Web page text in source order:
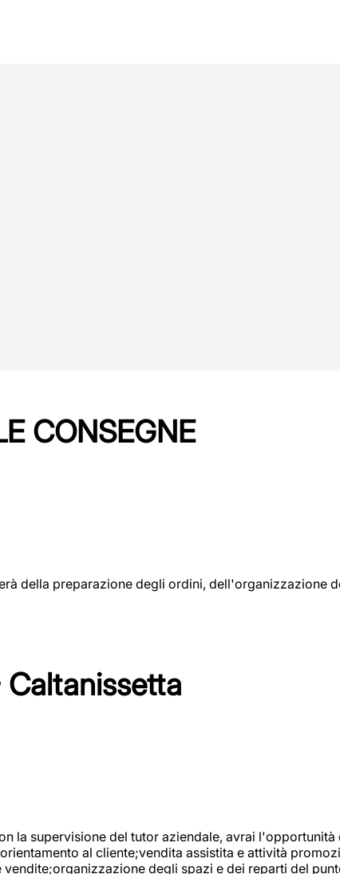
CONSEGNE
della preparazione degli ordini, dell'organizzazione
Caltanissetta
la supervisione del tutor aziendale, avrai
al cliente;vendita assistita e attività
degli spazi e dei reparti del